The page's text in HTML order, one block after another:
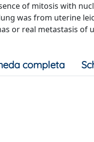
of mitosis with
was from uterine
or real metastasis of
completa